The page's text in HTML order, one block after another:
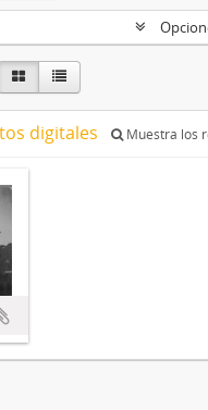
digitales Muestra los